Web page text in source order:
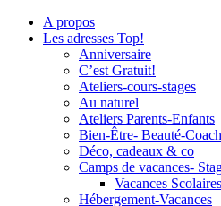
A propos
Les adresses Top!
Anniversaire
C’est Gratuit!
Ateliers-cours-stages
Au naturel
Ateliers Parents-Enfants
Bien-Être- Beauté-Coach
Déco, cadeaux & co
Camps de vacances-
Vacances Scolaires
Hébergement-Vacances